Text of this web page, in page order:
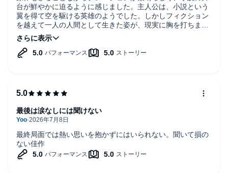
台が鮮やかに迫るように感じました。主人公は、小説という
翼を得て空を駆ける英雄のようでした。しかしフィクション
を越えて一人の人間として生きた姿が、現実に胸を打ちま
す。終章にかけて息をつかせぬほどに迫る熱い展開は、魅了
させられます。戦記ドラマがお好きな方はぜひ。
最終局面では熱い思いを抱かずにはいられない。聞いて損の
ない佳作
最後は涙なしには聞けない